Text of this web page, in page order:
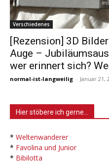
Verschiedenes
[Rezension] 3D
Auge –
wer erinnert sich?
normal-ist-langweilig - Januar 21,
Hier stöbere ich gerne…
* Weltenwanderer
* Favolina und Junior
* Bibilotta